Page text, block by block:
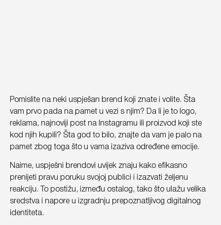
Pomislite na neki uspješan brend koji znate i volite. Šta
vam prvo pada na pamet u vezi s njim? Da li je to logo,
reklama, najnoviji post na Instagramu ili proizvod koji ste
kod njih kupili? Šta god to bilo, znajte da vam je palo na
pamet zbog toga što u vama izaziva određene emocije.
Naime, uspješni brendovi uvijek znaju kako efikasno
prenijeti pravu poruku svojoj publici i izazvati željenu
reakciju. To postižu, između ostalog, tako što ulažu velika
sredstva i napore u izgradnju prepoznatljivog digitalnog
identiteta.